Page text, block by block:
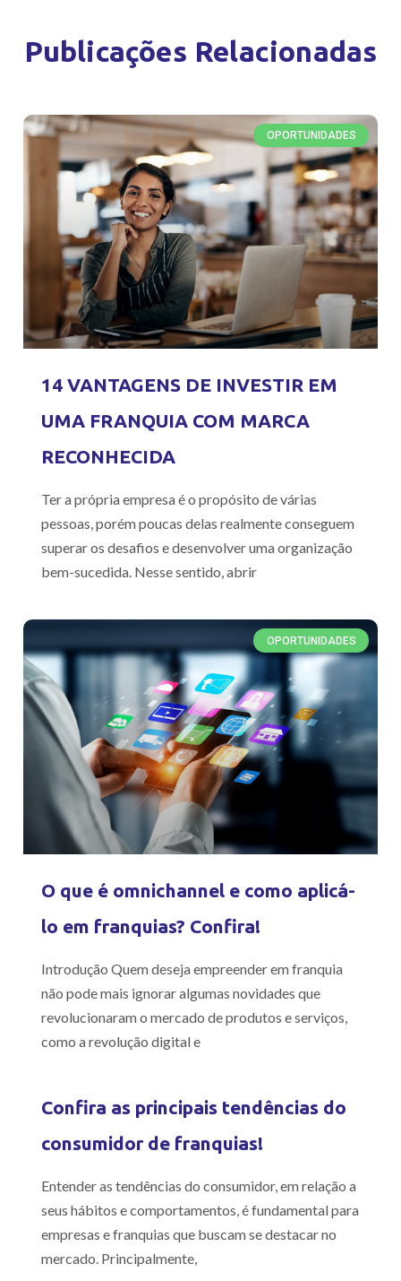
Publicações Relacionadas
OPORTUNIDADES
14 VANTAGENS DE INVESTIR EM
UMA FRANQUIA COM MARCA
RECONHECIDA
Ter a própria empresa é o propósito de várias
pessoas, porém poucas delas realmente conseguem
superar os desafios e desenvolver uma organização
bem-sucedida. Nesse sentido, abrir
OPORTUNIDADES
O que é omnichannel e como aplicá-
lo em franquias? Confira!
Introdução Quem deseja empreender em franquia
não pode mais ignorar algumas novidades que
revolucionaram o mercado de produtos e serviços,
como a revolução digital e
Confira as principais tendências do
consumidor de franquias!
Entender as tendências do consumidor, em relação a
seus hábitos e comportamentos, é fundamental para
empresas e franquias que buscam se destacar no
mercado. Principalmente,